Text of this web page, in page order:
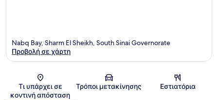
Χάρτης
Nabq Bay, Sharm El Sheikh, South Sinai Governorate
Προβολή σε χάρτη
Τι υπάρχει σε
κοντινή απόσταση
Τρόποι μετακίνησης Εστιατόρια